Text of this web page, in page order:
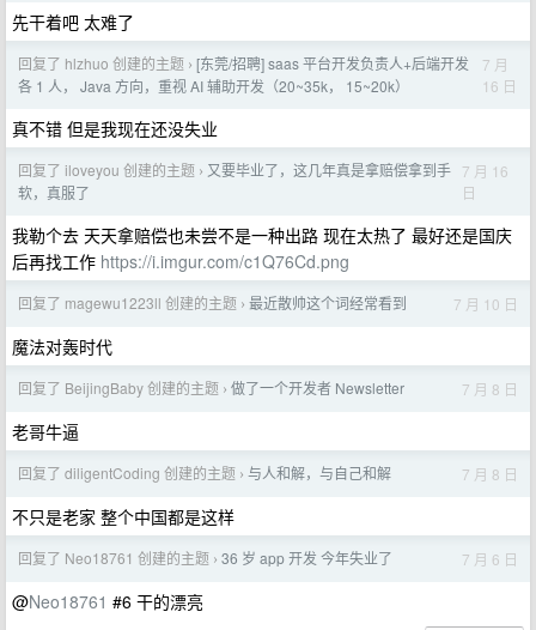
先干着吧 太难了
回复了 hlzhuo 创建的主题 › [东莞/招聘] saas 平台开发负责人+后端开发
各 1 人， Java 方向，重视 AI 辅助开发（20~35k， 15~20k）
7 月
16 日
真不错 但是我现在还没失业
回复了 iloveyou 创建的主题 › 又要毕业了，这几年真是拿赔偿拿到手
软，真服了
7 月 16
日
我勒个去 天天拿赔偿也未尝不是一种出路 现在太热了 最好还是国庆
后再找工作 https://i.imgur.com/c1Q76Cd.png
回复了 magewu1223ll 创建的主题 › 最近散帅这个词经常看到 7 月 10 日
魔法对轰时代
回复了 BeijingBaby 创建的主题 › 做了一个开发者 Newsletter 7 月 8 日
老哥牛逼
回复了 diligentCoding 创建的主题 › 与人和解，与自己和解 7 月 8 日
不只是老家 整个中国都是这样
回复了 Neo18761 创建的主题 › 36 岁 app 开发 今年失业了 7 月 6 日
@Neo18761 #6 干的漂亮